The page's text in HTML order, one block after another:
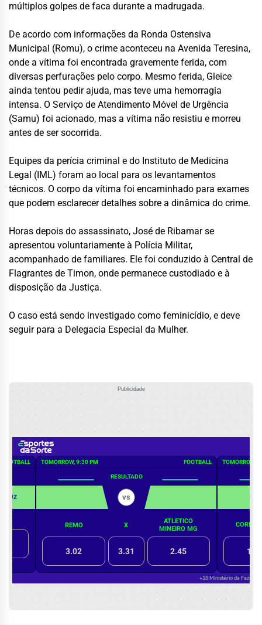
múltiplos golpes de faca durante a madrugada.
De acordo com informações da Ronda Ostensiva
Municipal (Romu), o crime aconteceu na Avenida Teresina,
onde a vítima foi encontrada gravemente ferida, com
diversas perfurações pelo corpo. Mesmo ferida, Gleice
ainda tentou pedir ajuda, mas teve uma hemorragia
intensa. O Serviço de Atendimento Móvel de Urgência
(Samu) foi acionado, mas a vítima não resistiu e morreu
antes de ser socorrida.
Equipes da perícia criminal e do Instituto de Medicina
Legal (IML) foram ao local para os levantamentos
técnicos. O corpo da vítima foi encaminhado para exames
que podem esclarecer detalhes sobre a dinâmica do crime.
Horas depois do assassinato, José de Ribamar se
apresentou voluntariamente à Polícia Militar,
acompanhado de familiares. Ele foi conduzido à Central de
Flagrantes de Timon, onde permanece custodiado e à
disposição da Justiça.
O caso está sendo investigado como feminicídio, e deve
seguir para a Delegacia Especial da Mulher.
Publicidade